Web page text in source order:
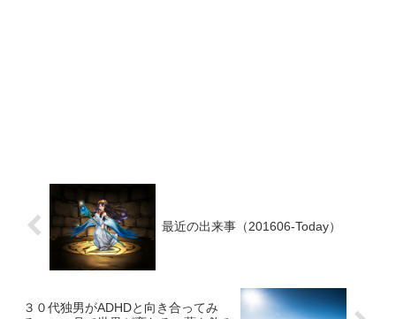
最近の出来事（201606-Today）
３０代独男がADHDと向き合ってみ